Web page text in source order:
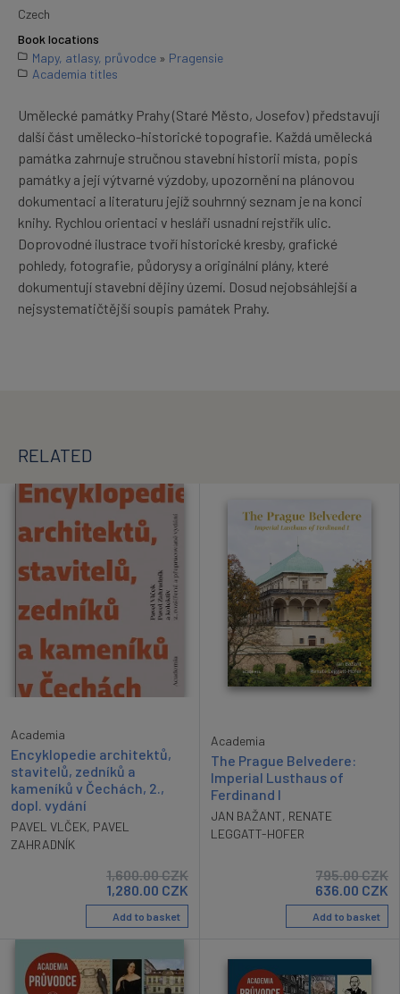
Czech
Book locations
Mapy, atlasy, průvodce » Pragensie
Academia titles
Umělecké památky Prahy (Staré Město, Josefov) představují
další část umělecko-historické topografie. Každá umělecká
památka zahrnuje stručnou stavební historii místa, popis
památky a její výtvarné výzdoby, upozornění na plánovou
dokumentaci a literaturu jejíž souhrnný seznam je na konci
knihy. Rychlou orientaci v hesláři usnadní rejstřík ulic.
Doprovodné ilustrace tvoří historické kresby, grafické
pohledy, fotografie, půdorysy a originální plány, které
dokumentují stavební dějiny území. Dosud nejobsáhlejší a
nejsystematičtější soupis památek Prahy.
RELATED
Academia
Encyklopedie architektů,
stavitelů, zedníků a
kameníků v Čechách, 2.,
dopl. vydání
PAVEL VLČEK, PAVEL
ZAHRADNÍK
1,600.00CZK
1,280.00 CZK
Add to basket
Academia
The Prague Belvedere:
Imperial Lusthaus of
Ferdinand I
JAN BAŽANT, RENATE
LEGGATT-HOFER
795.00CZK
636.00 CZK
Add to basket